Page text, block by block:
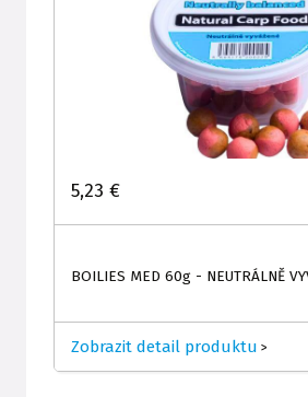
5,23 €
BOILIES MED 60g - NEUTRÁLNĚ
Zobrazit detail produktu >